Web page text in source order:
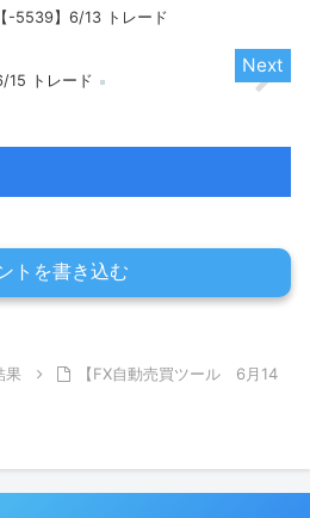
【-5539】6/13 トレード
15 トレード
トを書き込む
果
【FX自動売買ツール 6月14